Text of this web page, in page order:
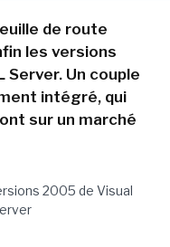
de route
les versions
Server. Un couple
intégré, qui
sur un marché